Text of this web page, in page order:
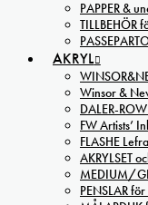
PAPPER &
TILLBEHÖR
AKRYL
Winsor &
DALER-
FW Artists’
FLASHE
AKRYLSET
MEDIUM/
PENSLAR